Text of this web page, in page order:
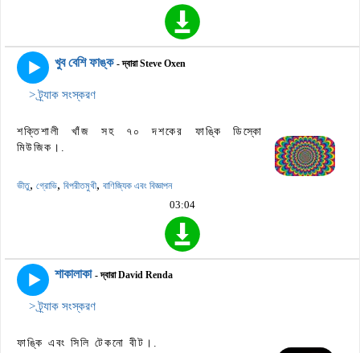
খুব বেশি ফাঙ্ক - দ্বারা Steve Oxen
> ট্র্যাক সংস্করণ
শক্তিশালী খাঁজ সহ ৭০ দশকের ফাঙ্কি ডিস্কো
মিউজিক।.
ভীতু, গ্রোভি, বিপরীতমুখী, বাণিজ্যিক এবং বিজ্ঞাপন
03:04
শাকালাকা - দ্বারা David Renda
> ট্র্যাক সংস্করণ
ফাঙ্কি এবং সিলি টেকনো বীট।.